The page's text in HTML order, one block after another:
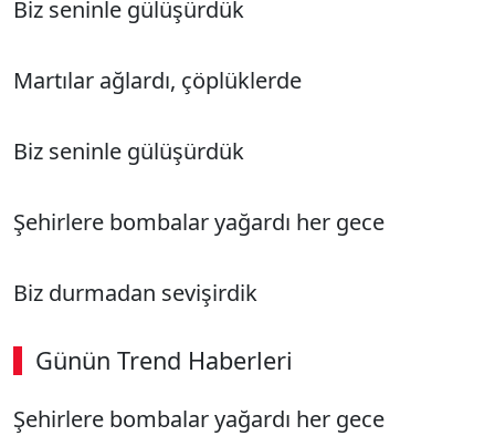
Biz seninle gülüşürdük
Martılar ağlardı, çöplüklerde
Biz seninle gülüşürdük
Şehirlere bombalar yağardı her gece
Biz durmadan sevişirdik
Günün Trend Haberleri
SÖZCÜ SON DAKİKA
Şehirlere bombalar yağardı her gece